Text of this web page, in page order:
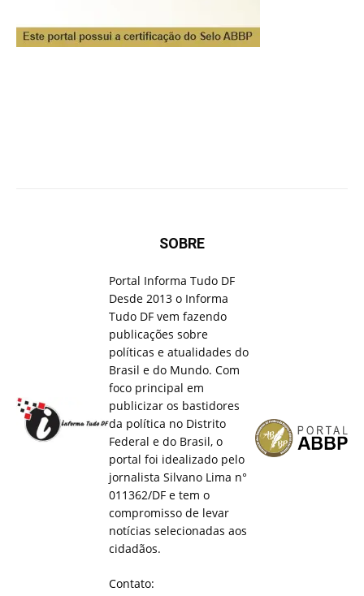
SOBRE
Portal Informa Tudo DF
Desde 2013 o Informa
Tudo DF vem fazendo
publicações sobre
políticas e atualidades do
Brasil e do Mundo. Com
foco principal em
publicizar os bastidores
da política no Distrito
Federal e do Brasil, o
portal foi idealizado pelo
jornalista Silvano Lima n°
011362/DF e tem o
compromisso de levar
notícias selecionadas aos
cidadãos.
Contato: